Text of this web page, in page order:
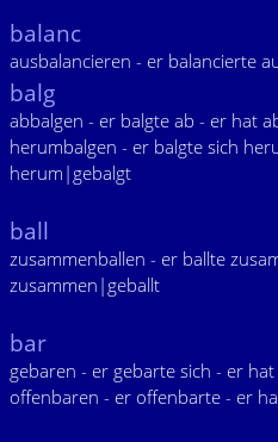
balanc
ausbalancieren - er balancierte
balg
abbalgen - er balgte ab - er hat
herumbalgen - er balgte sich
herum|gebalgt
ball
zusammenballen - er ballte
zusammen|geballt
bar
gebaren - er gebarte sich - er
offenbaren - er offenbarte - er